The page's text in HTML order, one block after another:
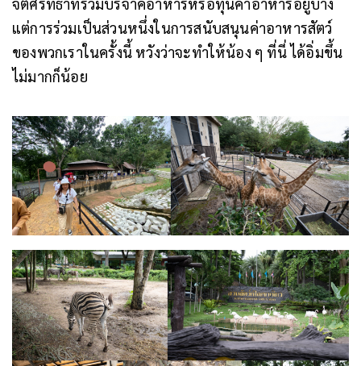
แต่การร่วมเป็นส่วนหนึ่งในการสนับสนุนค่าอาหารสัตว์
ของพวกเราในครั้งนี้ หวังว่าจะทำให้น้อง ๆ ที่นี่ ได้อิ่มขึ้น
ไม่มากก็น้อย